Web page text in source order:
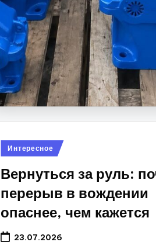
Опубликовано
Интересное
Вернуться за руль:
перерыв в вождении
опаснее, чем кажется
23.07.2026